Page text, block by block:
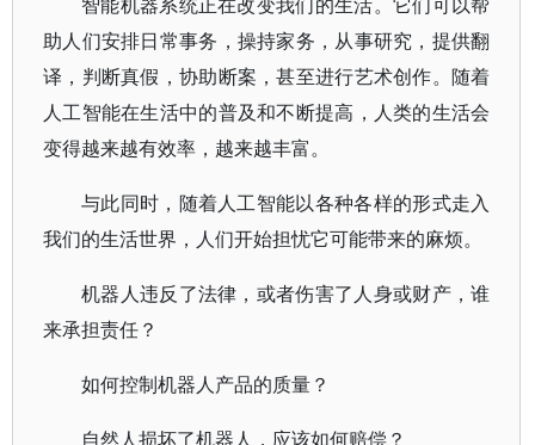
助人们安排日常事务，操持家务，从事研究，提供翻
译，判断真假，协助断案，甚至进行艺术创作。随着
人工智能在生活中的普及和不断提高，人类的生活会
变得越来越有效率，越来越丰富。
与此同时，随着人工智能以各种各样的形式走入
我们的生活世界，人们开始担忧它可能带来的麻烦。
机器人违反了法律，或者伤害了人身或财产，谁
来承担责任？
如何控制机器人产品的质量？
自然人损坏了机器人，应该如何赔偿？